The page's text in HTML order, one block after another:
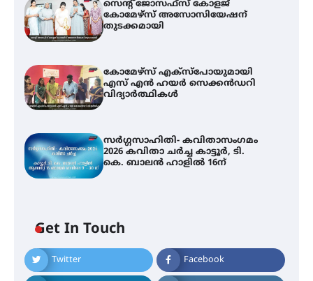
സെന്റ് ജോസഫ്സ് കോളജ്
കോമേഴ്‌സ് അസോസിയേഷന്
തുടക്കമായി
കോമേഴ്സ് എക്സ്പോയുമായി
എസ് എൻ ഹയർ സെക്കൻഡറി
വിദ്യാർത്ഥികൾ
സർഗ്ഗസാഹിതി- കവിതാസംഗമം
2026 കവിതാ ചർച്ച കാട്ടൂർ, ടി.
കെ. ബാലൻ ഹാളിൽ 16ന്
Get In Touch
Twitter Facebook